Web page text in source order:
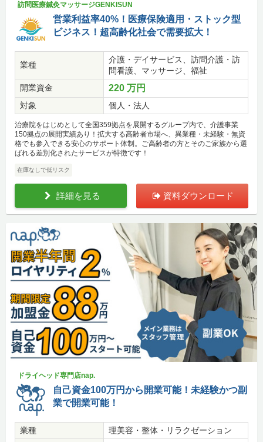
訪問医療鍼灸マッサージGENKISUN
営業利益率40%！医療保険適用・ストック型
ビジネス！超高齢化社会で需要拡大！
業種
介護・デイサービス、訪問介護・訪
問看護、マッサージ、福祉
開業資金
220 万円
対象 個人・法人
治療院をはじめとして全国359拠点を展開するグループ内で、介護事業
150拠点の展開実績あり！拡大する高齢者市場へ、異業種・未経験・無資
格でも参入できる安心のサポート体制。ご高齢者の方とそのご家族から選
ばれる差別化されたサービスが特徴です！
在庫なしで低リスク
詳細を見る 資料ダウンロード
ドライヘッド専門店nap.
自己資金100万円から開業可能！未経験かつ副
業で開業可能！
業種
理美容・整体・リラクゼーション